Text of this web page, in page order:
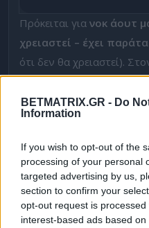
BETMATRIX.GR - Do
Information
If you wish to opt-out of the
processing of your personal
targeted advertising by us,
section to confirm your
opt-out request is
interest-based ads based
Πρόκειται για νοκ άουτ
χρειαστεί – έχει
ότι δεν θα χρειαστεί).
περιμένει, η Κόνιασπορ.
Η Τραμπζονσπόρ μπαίνει
απαιτητικά νοκ-άουτ
πιο γεμάτο και διαθέσιμο,
που αντιμετωπίζει
περιορισμένες λύσεις,